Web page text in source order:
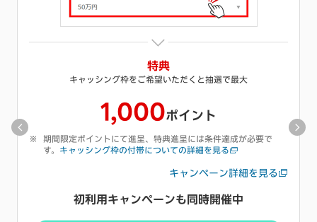
特典
キャッシング枠をご希望いただくと抽選で最大
1,000ポイント
期間限定ポイントにて進呈、特典進呈には条件達成が必要で
す。 キャッシング枠の付帯についての詳細を見る
キャンペーン詳細を見る
初利用キャンペーンも同時開催中